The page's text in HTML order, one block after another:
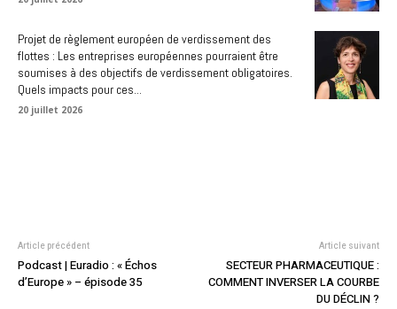
Projet de règlement européen de verdissement des
flottes : Les entreprises européennes pourraient être
soumises à des objectifs de verdissement obligatoires.
Quels impacts pour ces...
20 juillet 2026
Article précédent
Podcast | Euradio : « Échos
d’Europe » – épisode 35
Article suivant
SECTEUR PHARMACEUTIQUE :
COMMENT INVERSER LA COURBE
DU DÉCLIN ?